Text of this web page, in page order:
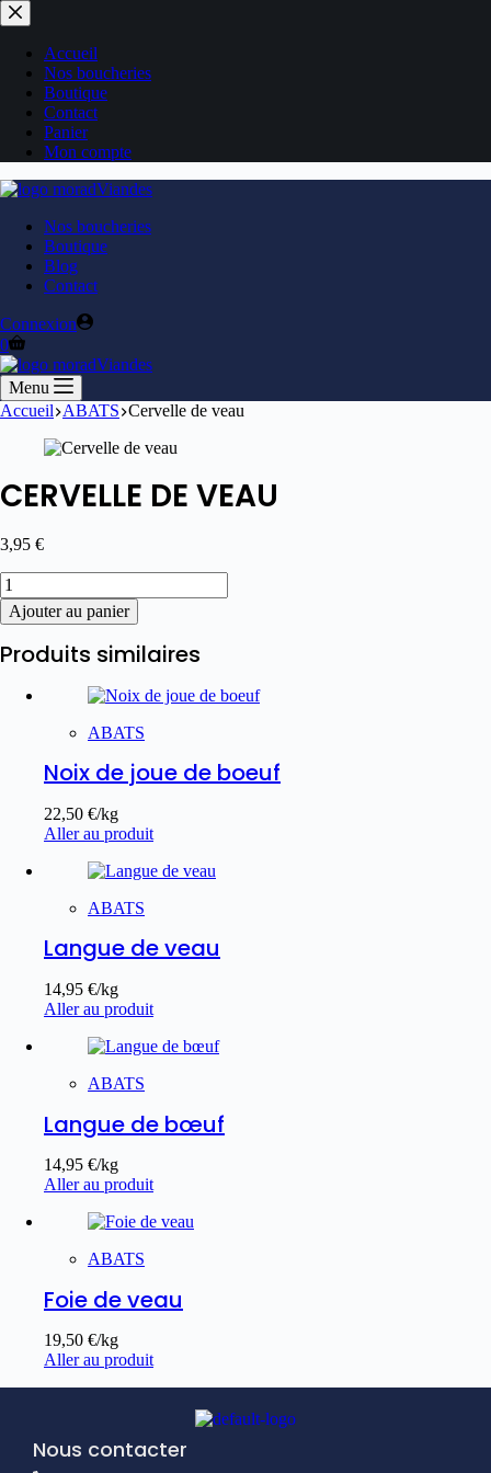
Accueil
Nos boucheries
Boutique
Contact
Panier
Mon compte
Nos boucheries
Boutique
Blog
Contact
Connexion
0
Menu
Accueil ABATS Cervelle de veau
CERVELLE DE VEAU
3,95 €
Ajouter au panier
Produits similaires
ABATS
Noix de joue de boeuf
22,50 €/kg
Aller au produit
ABATS
Langue de veau
14,95 €/kg
Aller au produit
ABATS
Langue de bœuf
14,95 €/kg
Aller au produit
ABATS
Foie de veau
19,50 €/kg
Aller au produit
Nous contacter